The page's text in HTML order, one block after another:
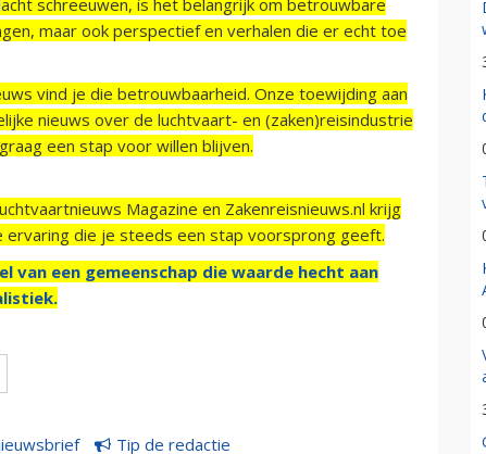
maar ook perspectief en verhalen die er echt toe
vind je die betrouwbaarheid. Onze toewijding aan
nieuws over de luchtvaart- en (zaken)reisindustrie
een stap voor willen blijven.
Magazine en Zakenreisnieuws.nl krijg
die je steeds een stap voorsprong geeft.
van een gemeenschap die waarde hecht aan
Tip de redactie